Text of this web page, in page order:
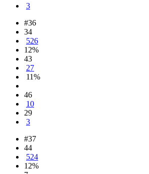
3
#36
34
526
12%
43
27
11%
46
10
29
3
#37
44
524
12%